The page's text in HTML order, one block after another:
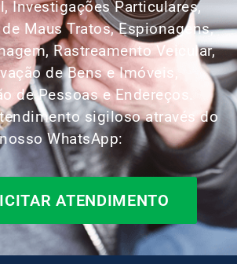
Investigações Particulares,
Maus Tratos, Espionagens,
Rastreamento Veicular,
de Bens e Imóveis,
de Pessoas e Endereços.
sigiloso através do
nosso WhatsApp:
ATENDIMENTO